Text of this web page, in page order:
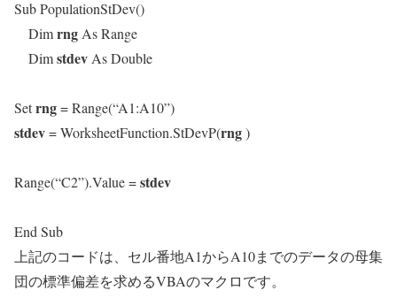
Sub PopulationStDev()
Dimrng As Range
Dimstdev As Double
Setrng= Range(“A1:A10”)
stdev= WorksheetFunction.StDevP(rng)
Range(“C2”).Value =stdev
End Sub
上記のコードは、セル番地A1からA10までのデータの母集
団の標準偏差を求めるVBAのマクロです。